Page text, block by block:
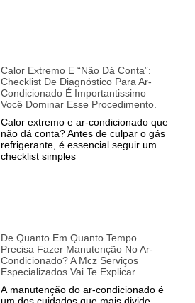
Calor Extremo E “não Dá Conta”:
Checklist De Diagnóstico Para Ar-
Condicionado É Importantissimo
Você Dominar Esse Procedimento.
Calor extremo e ar-condicionado que
não dá conta? Antes de culpar o gás
refrigerante, é essencial seguir um
checklist simples
De Quanto Em Quanto Tempo
Precisa Fazer Manutenção No Ar-
Condicionado? A Mcz Serviços
Especializados Vai Te Explicar
A manutenção do ar-condicionado é